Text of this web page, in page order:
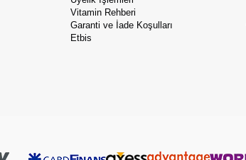
Vitamin Rehberi
Garanti ve İade Koşulları
Etbis